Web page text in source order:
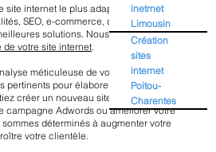
internet le plus adapté à votre stratégie
SEO, e-commerce, design, nous
solutions. Nous pouvons également
de votre site internet
méticuleuse de votre concurrence et
pour élaborer une stratégie SEO
créer un nouveau site web ou optimiser
campagne Adwords ou améliorer votre
déterminés à augmenter votre
votre clientèle.
inetrnet
Limousin
Création
sites
internet
Poitou-
Charentes